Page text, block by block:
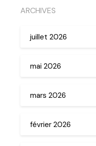
ARCHIVES
juillet 2026
mai 2026
mars 2026
février 2026